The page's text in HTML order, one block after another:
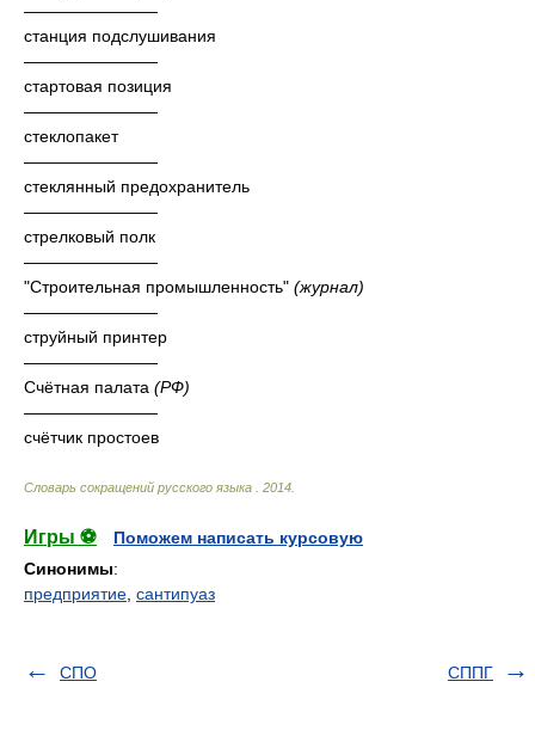
————————
станция подслушивания
————————
стартовая позиция
————————
стеклопакет
————————
стеклянный предохранитель
————————
стрелковый полк
————————
"Строительная промышленность" (журнал)
————————
струйный принтер
————————
Счётная палата (РФ)
————————
счётчик простоев
Словарь сокращений русского языка 2014
Игры ⚽
Поможем написать курсовую
Синонимы:
предприятие сантипуаз
СПО СППГ